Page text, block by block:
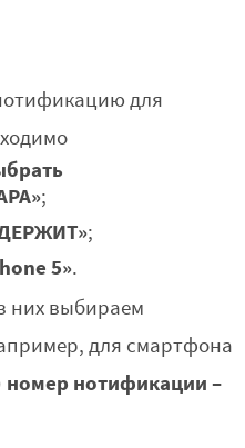
для
;
;
5».
них выбираем
для смартфона
номер нотификации –